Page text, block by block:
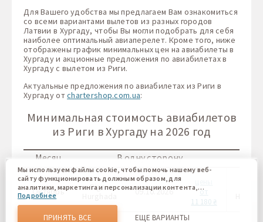
Для Вашего удобства мы предлагаем Вам ознакомиться
со всеми вариантами вылетов из разных городов
Латвии в Хургаду, чтобы Вы могли подобрать для себя
наиболее оптимальный авиаперелет. Кроме того, ниже
отображены график минимальных цен на авиабилеты в
Хургаду и акционные предложения по авиабилетах в
Хургаду с вылетом из Риги.
Актуальные предложения по авиабилетах из Риги в
Хургаду отchartershop.com.ua:
Минимальная стоимость авиабилетов
из Риги в Хургаду на 2026 год
Месяц В одну сторону
Октябрь
Riga -
09.10.2026
от
11 180 ₴
Мы используем файлы cookie, чтобы помочь нашему веб-
сайту функционировать должным образом, для
аналитики, маркетинга и персонализации контента,
который вы видите. Файлы cookies позволяют нам
отличать Вас от других пользователей нашего веб-сайта.
Соглашаясь, вы соглашаетесь на использование всех этих
Подробнее
ПРИНЯТЬ ВСЕ ЕЩЕ ВАРИАНТЫ